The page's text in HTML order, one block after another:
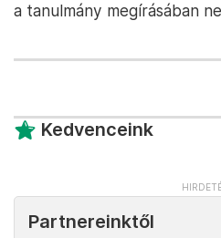
a tanulmány megírásában
Kedvenceink
Partnereinktől